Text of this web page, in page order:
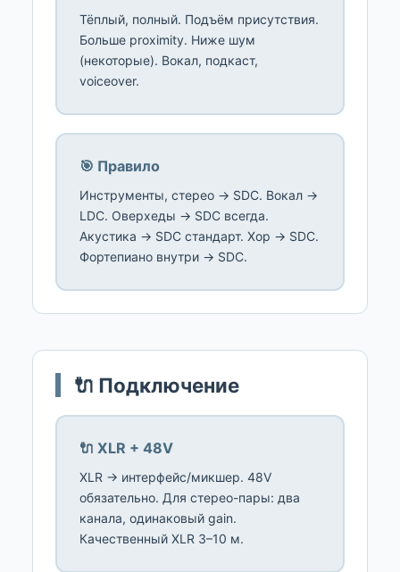
Тёплый, полный. Подъём присутствия.
Больше proximity. Ниже шум
(некоторые). Вокал, подкаст,
voiceover.
🎯 Правило
Инструменты, стерео → SDC. Вокал →
LDC. Оверхеды → SDC всегда.
Акустика → SDC стандарт. Хор → SDC.
Фортепиано внутри → SDC.
🔌 Подключение
🔌 XLR + 48V
XLR → интерфейс/микшер. 48V
обязательно. Для стерео-пары: два
канала, одинаковый gain.
Качественный XLR 3–10 м.